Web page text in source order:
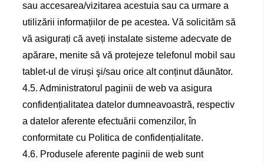
sau accesarea/vizitarea acestuia sau ca urmare a
utilizării informațiilor de pe acestea. Vă solicităm să
vă asigurați că aveți instalate sisteme adecvate de
apărare, menite să vă protejeze telefonul mobil sau
tablet-ul de viruși şi/sau orice alt conținut dăunător.
4.5. Administratorul paginii de web va asigura
confidențialitatea datelor dumneavoastră, respectiv
a datelor aferente efectuării comenzilor, în
conformitate cu Politica de confidențialitate.
4.6. Produsele aferente paginii de web sunt